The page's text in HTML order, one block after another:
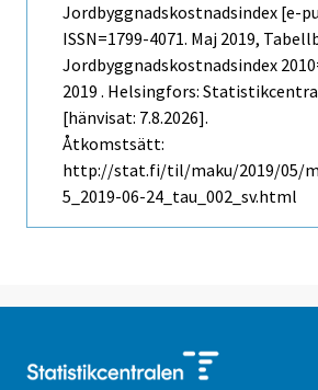
Jordbyggnadskostnadsindex [e-
ISSN=1799-4071. Maj 2019,
Jordbyggnadskostnadsindex
2019 . Helsingfors:
[hänvisat: 7.8.2026].
Åtkomstsätt:
http://stat.fi/til/maku/2019/05/
5_2019-06-24_tau_002_sv.html